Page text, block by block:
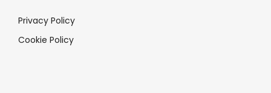
Privacy Policy
Cookie Policy